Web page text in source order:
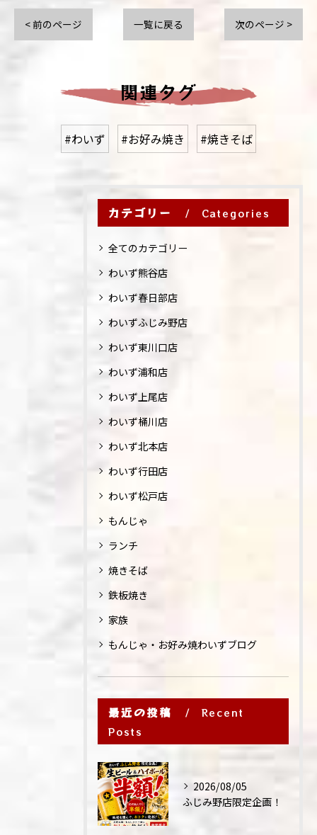
< 前のページ 一覧に戻る 次のページ >
関連タグ
#わいず #お好み焼き #焼きそば
カテゴリー Categories
全てのカテゴリー
わいず熊谷店
わいず春日部店
わいずふじみ野店
わいず東川口店
わいず浦和店
わいず上尾店
わいず桶川店
わいず北本店
わいず行田店
わいず松戸店
もんじゃ
ランチ
焼きそば
鉄板焼き
家族
もんじゃ・お好み焼わいずブログ
最近の投稿
Recent
Posts
2026/08/05
ふじみ野店限定企画！